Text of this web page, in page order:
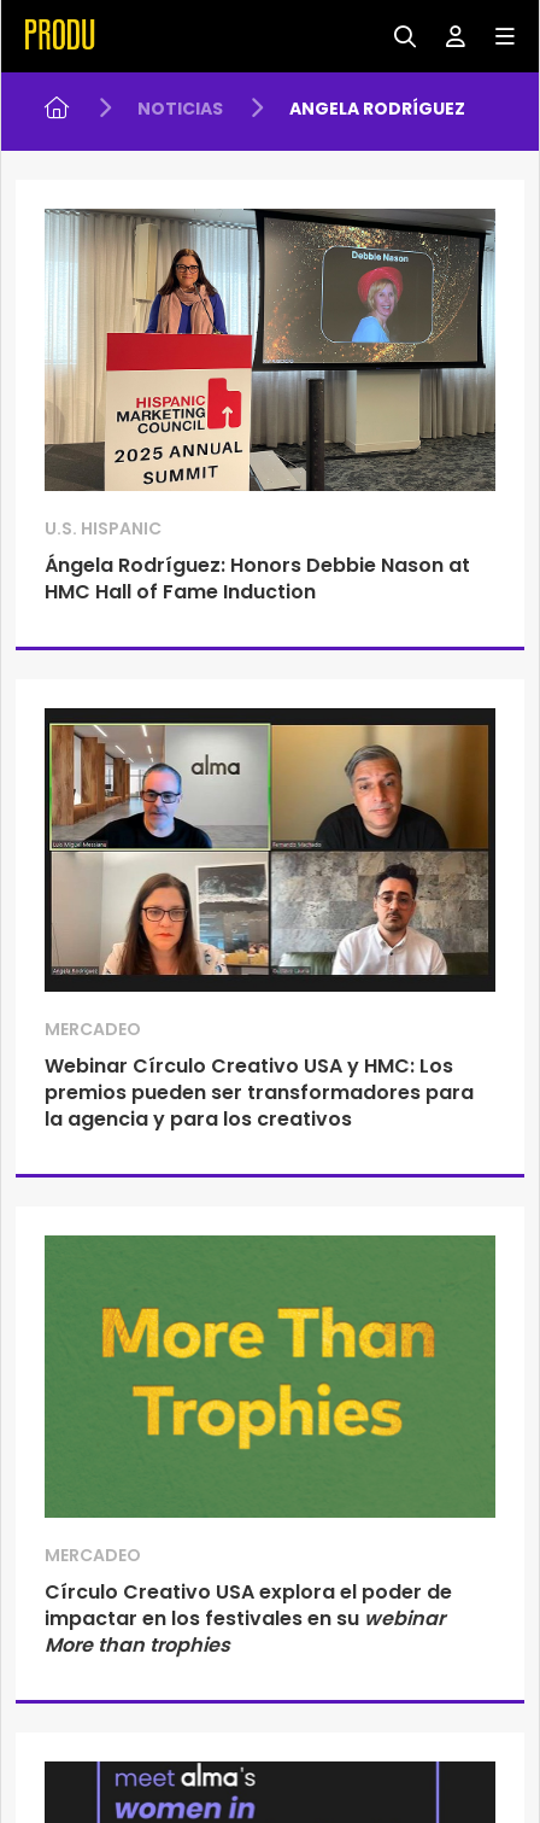
NOTICIAS ANGELA RODRÍGUEZ
U.S. HISPANIC
Ángela Rodríguez: Honors Debbie Nason at
HMC Hall of Fame Induction
MERCADEO
Webinar Círculo Creativo USA y HMC: Los
premios pueden ser transformadores para
la agencia y para los creativos
MERCADEO
Círculo Creativo USA explora el poder de
impactar en los festivales en su webinar
More than trophies